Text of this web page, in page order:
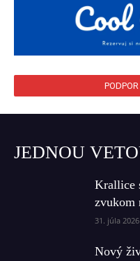
JEDNOU
Krallice
zvukom
31. júla 2026
Nový